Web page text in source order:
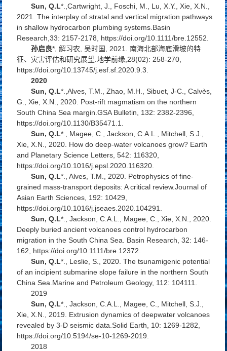
Sun, Q.L*.,Cartwright, J., Foschi, M., Lu, X.Y., Xie, X.N.,
2021. The interplay of stratal and vertical migration pathways
in shallow hydrocarbon plumbing systems. Basin
Research ,33: 2157-2178, https://doi.org/10.1111/bre.12552.
孙启良*, 解习农, 吴时国, 2021. 南海北部海底滑坡的特
征、灾害评估和研究展望.地学前缘 ,28(02): 258-270,
https://doi.org/10.13745/j.esf.sf.2020.9.3.
2020
Sun, Q.L*.,Alves, T.M., Zhao, M.H., Sibuet, J-C., Calvès,
G., Xie, X.N., 2020. Post-rift magmatism on the northern
South China Sea margin.GSA Bulletin , 132: 2382-2396,
https://doi.org/10.1130/B35471.1.
Sun, Q.L*., Magee, C., Jackson, C.A.L., Mitchell, S.J.,
Xie, X.N., 2020. How do deep-water volcanoes grow? Earth
and Planetary Science Letters , 542: 116320,
https://doi.org/10.1016/j.epsl.2020.116320.
Sun, Q.L*., Alves, T.M., 2020. Petrophysics of fine-
grained mass-transport deposits: A critical review.Journal of
Asian Earth Sciences , 192: 10429,
https://doi.org/10.1016/j.jseaes.2020.104291.
Sun, Q.L*., Jackson, C.A.L., Magee, C., Xie, X.N., 2020.
Deeply buried ancient volcanoes control hydrocarbon
migration in the South China Sea. Basin Research , 32: 146-
162, https://doi.org/10.1111/bre.12372.
Sun, Q.L*., Leslie, S., 2020. The tsunamigenic potential
of an incipient submarine slope failure in the northern South
China Sea. Marine and Petroleum Geology, 112: 104111.
2019
Sun, Q.L*., Jackson, C.A.L., Magee, C., Mitchell, S.J.,
Xie, X.N., 2019. Extrusion dynamics of deepwater volcanoes
revealed by 3-D seismic data.Solid Earth , 10: 1269-1282,
https://doi.org/10.5194/se-10-1269-2019.
2018